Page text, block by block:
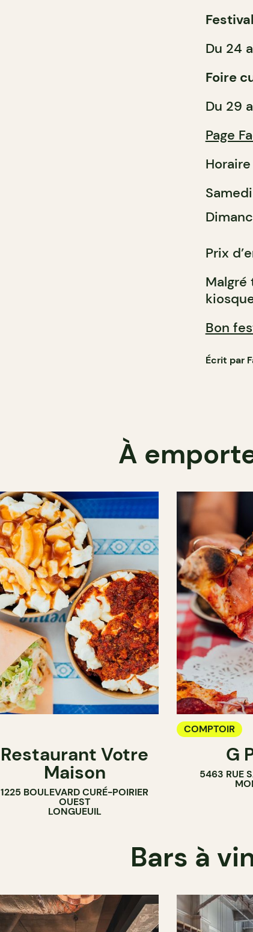
Du 24
Foire
Du 29
Page
Prix
Malgré
Bon
Écrit par
À
Restaurant Votre
Maison
1225 BOULEVARD CURÉ-POIRIER
OUEST
LONGUEUIL
COMPTOIR
G
5463 RUE
Bars à